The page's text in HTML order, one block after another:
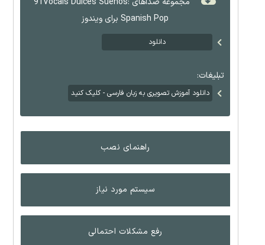
Spanish Pop برای ویندوز
دانلود
تبلیغات:
دانلود آموزش تصویری به زبان فارسی - کلیک کنید
راهنمای نصب
سیستم مورد نیاز
رفع مشکلات احتمالی